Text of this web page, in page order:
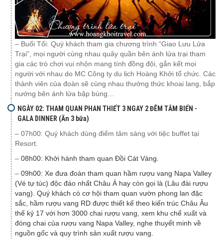
– Buổi Tối: Quý khách tham gia chương trình “Giao Lưu Lửa
Trại”, mọi người cùng nhau quây quần bên ánh lửa trại tham
gia các trò chơi vui nhộn mang tính đồng đội, gắn kết mọi
người với nhau do MC Công ty du lịch Hoàng Khởi tổ chức. Các
thành viên của đoàn sẽ cùng nhau thưởng thức khoai lang, bắp
nướng bên ánh lửa bập bùng…
NGÀY 02: THAM QUAN PHAN THIẾT 3 NGAY 2 ĐÊM TẮM BIỂN -
GALA DINNER (Ăn 3 bữa)
– 07h00: Quý khách dùng điểm tâm sáng với tiệc buffet tại
Resort.
– 08h00: Khởi hành tham quan Đồi Cát Vàng.
– 09h00: Xe đưa đoàn tham quan hầm rượu vang Napa Valley
(Vé tự túc) độc đáo nhất Châu Á hay còn gọi là (Lâu đài rượu
vang). Quý khách có cơ hội tham quan vườn phong lan đặc
sắc, hầm rượu vang RD được thiết kế theo kiến trúc Châu Âu
thế kỷ 17 với hơn 3000 chai rượu vang, xem khu chế xuất và
đóng chai của rượu vang Napa Valley, nghe thuyết minh về
nguồn gốc và quy trình sản xuất rượu vang.